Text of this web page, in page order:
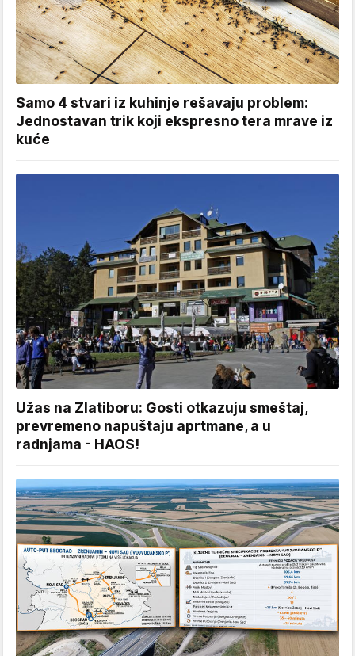
Samo 4 stvari iz kuhinje rešavaju problem:
Jednostavan trik koji ekspresno tera mrave iz
kuće
Užas na Zlatiboru: Gosti otkazuju smeštaj,
prevremeno napuštaju aprtmane, a u
radnjama - HAOS!